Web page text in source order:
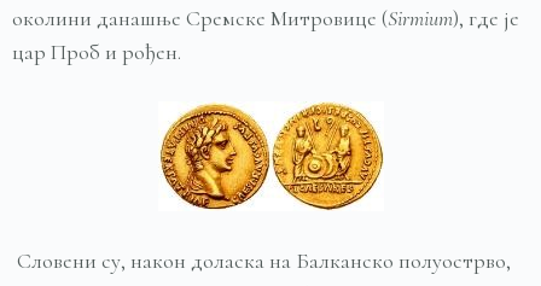
околини данашње Сремске Митровице (Sirmium), где је
цар Проб и рођен.
Словени су, након доласка на Балканско полуострво,